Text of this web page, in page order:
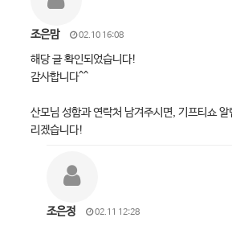
조은맘 02.10 16:08
해당 글 확인되었습니다!
감사합니다^^
산모님 성함과 연락처 남겨주시면, 기프티쇼
리겠습니다!
조은정 02.11 12:28